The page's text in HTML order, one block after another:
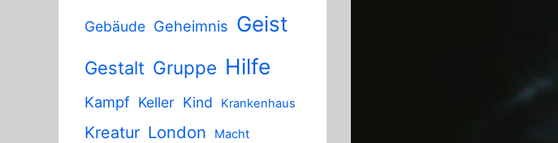
Gebäude Geheimnis Geist
Gestalt Gruppe Hilfe
Kampf Keller Kind Krankenhaus
Kreatur London Macht